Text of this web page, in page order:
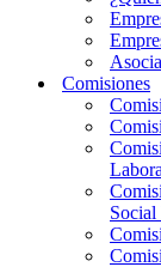
Comisiones
Social